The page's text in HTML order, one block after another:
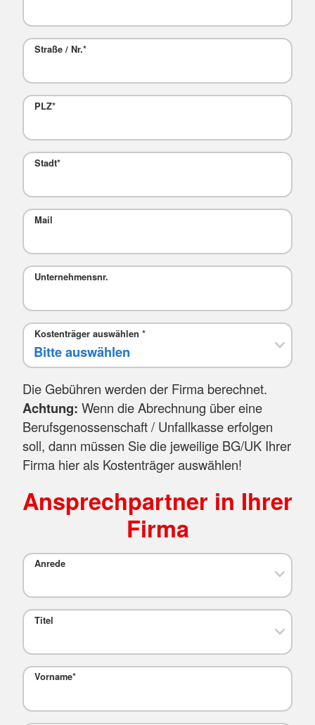
Straße / Nr.*
PLZ*
Stadt*
Mail
Unternehmensnr.
Kostenträger auswählen *
Die Gebühren werden der Firma berechnet.
Achtung: Wenn die Abrechnung über eine
Berufsgenossenschaft / Unfallkasse erfolgen
soll, dann müssen Sie die jeweilige BG/UK Ihrer
Firma hier als Kostenträger auswählen!
Ansprechpartner in Ihrer
Firma
Anrede
Titel
Vorname*